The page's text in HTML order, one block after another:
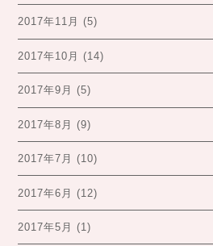
2017年11月 (5)
2017年10月 (14)
2017年9月 (5)
2017年8月 (9)
2017年7月 (10)
2017年6月 (12)
2017年5月 (1)